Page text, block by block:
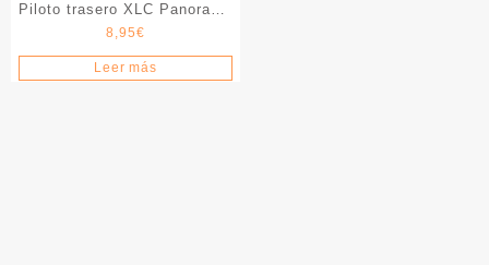
Piloto trasero XLC Panorama
Capro 7X CL-R01
8,95€
Leer más